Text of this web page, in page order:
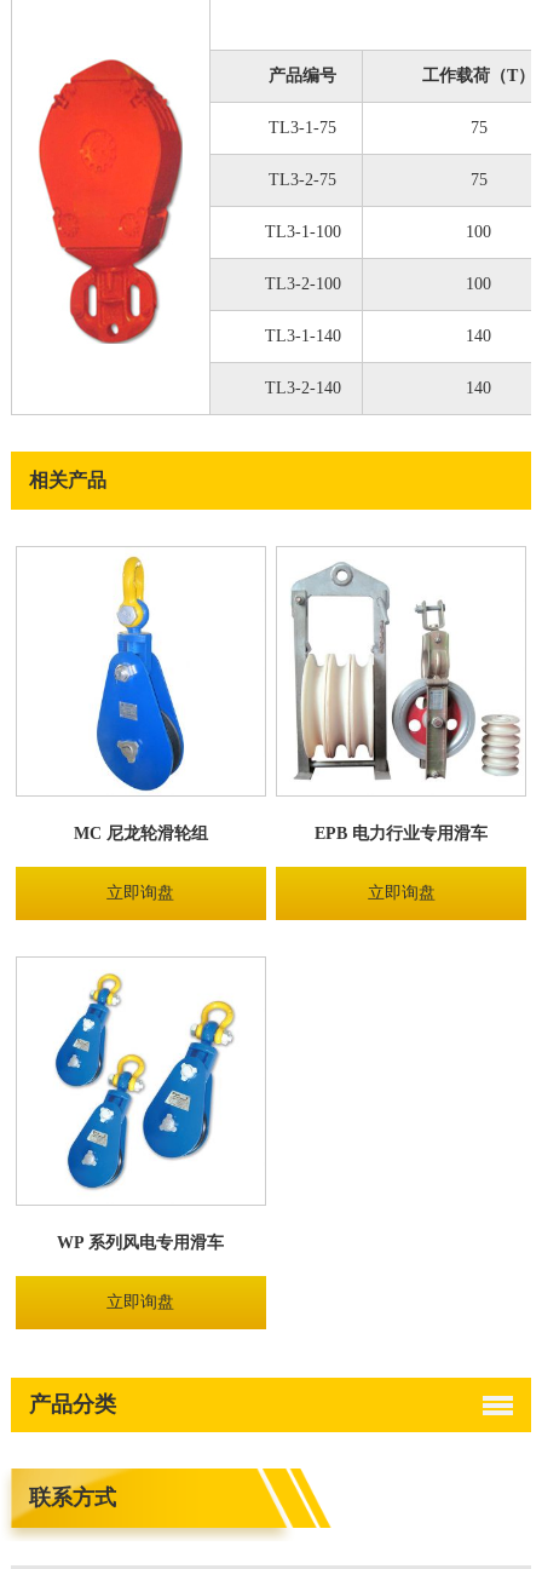
产品编号 工作载荷（T）
TL3-1-75 75
TL3-2-75 75
TL3-1-100 100
TL3-2-100 100
TL3-1-140 140
TL3-2-140 140
相关产品
MC 尼龙轮滑轮组
立即询盘
EPB 电力行业专用滑车
立即询盘
WP 系列风电专用滑车
立即询盘
产品分类
联系方式